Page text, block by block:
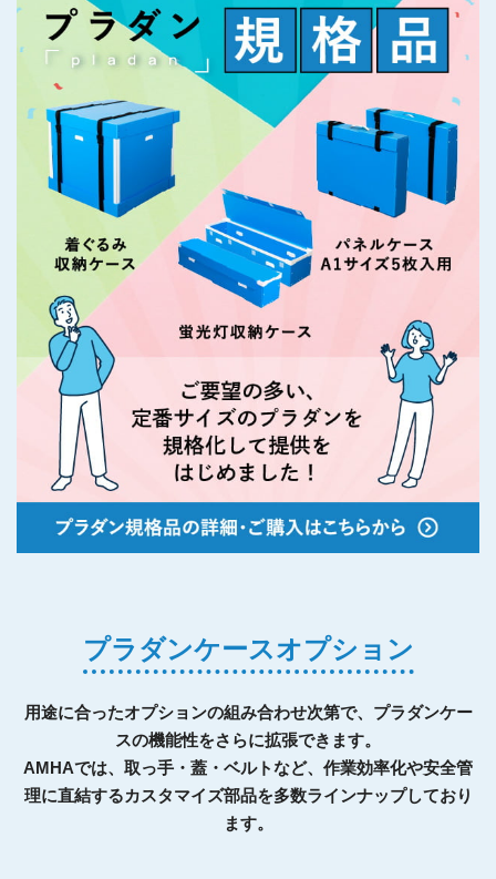
プラダンケースオプション
用途に合ったオプションの組み合わせ次第で、プラダンケー
スの機能性をさらに拡張できます。
AMHAでは、取っ手・蓋・ベルトなど、作業効率化や安全管
理に直結するカスタマイズ部品を多数ラインナップしており
ます。